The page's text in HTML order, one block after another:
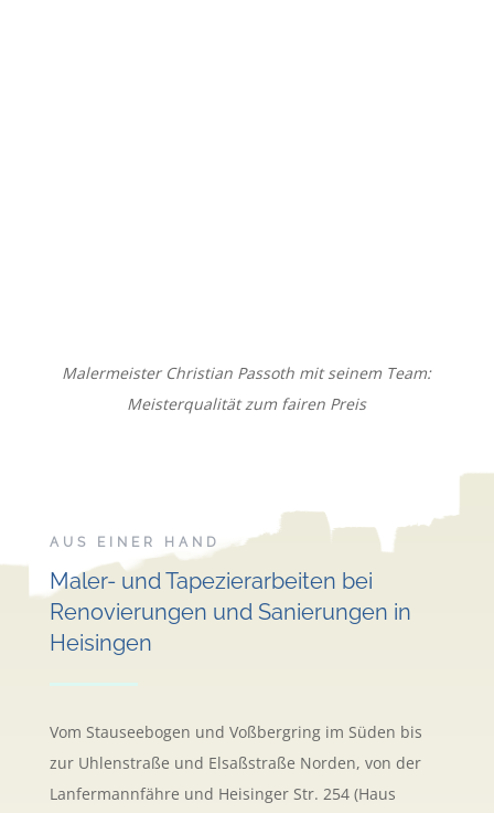
Malermeister Christian Passoth mit seinem Team:
Meisterqualität zum fairen Preis
AUS EINER HAND
Maler- und Tapezierarbeiten bei
Renovierungen und Sanierungen in
Heisingen
Vom Stauseebogen und Voßbergring im Süden bis
zur Uhlenstraße und Elsaßstraße Norden, von der
Lanfermannfähre und Heisinger Str. 254 (Haus